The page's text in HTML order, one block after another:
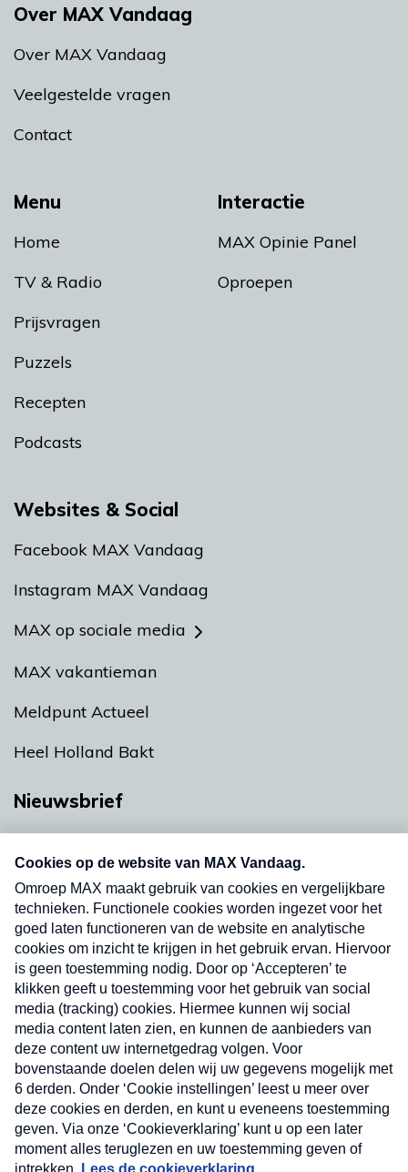
Menu
Home
TV & Radio
Prijsvragen
Puzzels
Recepten
Podcasts
Interactie
MAX Opinie Panel
Oproepen
Over MAX Vandaag
Over MAX Vandaag
Veelgestelde vragen
Contact
Websites & Social
Facebook MAX Vandaag
Instagram MAX Vandaag
MAX op sociale media
MAX vakantieman
Meldpunt Actueel
Heel Holland Bakt
Nieuwsbrief
Neem hier een gratis abonnement op onze
nieuwsbrief. Elke vrijdag- en dinsdagochtend in
uw mailbox.
Verzend
Nieuwsbrief
Neem hier een gratis abonnement op onze
nieuwsbrief. Elke vrijdag- en dinsdagochtend in uw